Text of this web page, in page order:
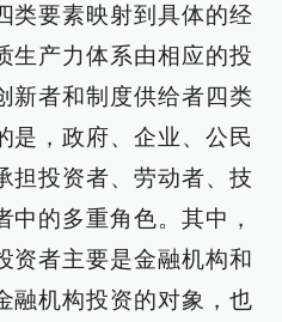
类要素映射到具体的经
生产力体系由相应的投
新者和制度供给者四类
是，政府、企业、公民
担投资者、劳动者、技
中的多重角色。其中，
资者主要是金融机构和
融机构投资的对象，也